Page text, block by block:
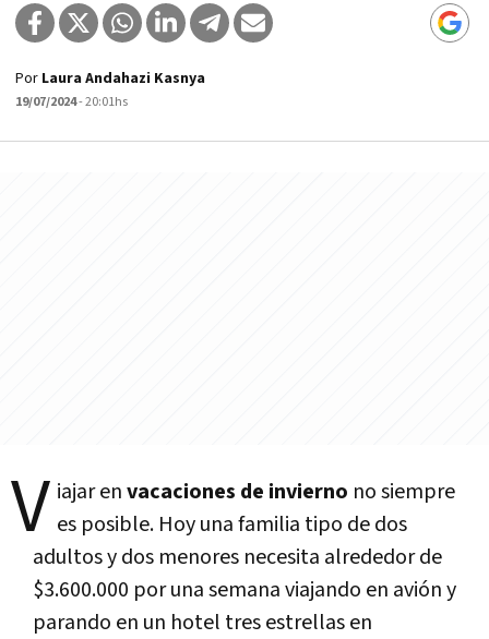
Por Laura Andahazi Kasnya
19/07/2024- 20:01hs
V iajar envacaciones de invierno no siempre
es posible. Hoy una familia tipo de dos
adultos y dos menores necesita alrededor de
$3.600.000 por una semana viajando en avión y
parando en un hotel tres estrellas en